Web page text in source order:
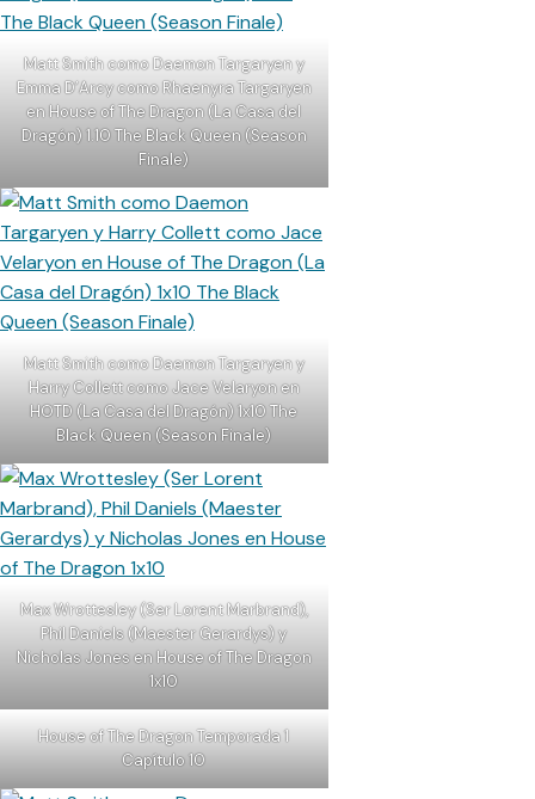
Matt Smith como Daemon Targaryen y
Emma D’Arcy como Rhaenyra Targaryen
en House of The Dragon (La Casa del
Dragón) 1.10 The Black Queen (Season
Finale)
Matt Smith como Daemon Targaryen y
Harry Collett como Jace Velaryon en
HOTD (La Casa del Dragón) 1x10 The
Black Queen (Season Finale)
Max Wrottesley (Ser Lorent Marbrand),
Phil Daniels (Maester Gerardys) y
Nicholas Jones en House of The Dragon
1x10
House of The Dragon Temporada 1
Capítulo 10